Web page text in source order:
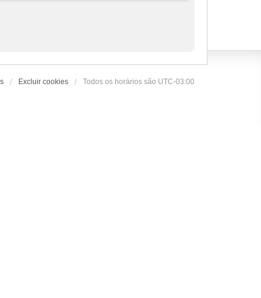
Excluir cookies Todos os horários são UTC-03:00